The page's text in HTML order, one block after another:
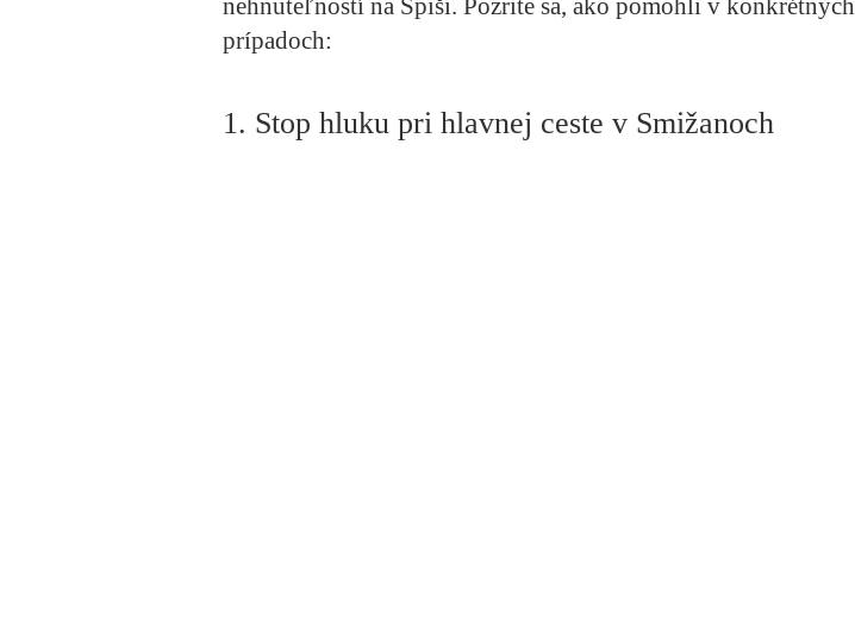
nehnuteľností na Spiši. Pozrite sa, ako pomohli v konkrétnych
prípadoch:
1. Stop hluku pri hlavnej ceste v Smižanoch